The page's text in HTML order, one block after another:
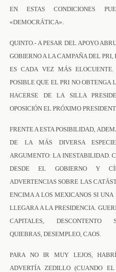
EN ESTAS CONDICIONES
«DEMOCRÁTICA».
QUINTO.- A PESAR DEL APOYO
GOBIERNO A LA CAMPAÑA DEL
ES CADA VEZ MÁS
POSIBLE QUE EL PRI NO OBTENGA
HACERSE DE LA SILLA
OPOSICIÓN EL PRÓXIMO
FRENTE A ESTA POSIBILIDAD,
DE LA MÁS DIVERSA
ARGUMENTO: LA INESTABILIDAD.
DESDE EL GOBIERNO Y
ADVERTENCIAS SOBRE LAS
ENCIMA A LOS MEXICANOS SI UNA
LLEGARA A LA PRESIDENCIA.
CAPITALES, DESCONTENTO
QUIEBRAS, DESEMPLEO, CAOS.
PARA NO IR MUY LEJOS,
ADVERTÍA ZEDILLO (CUANDO